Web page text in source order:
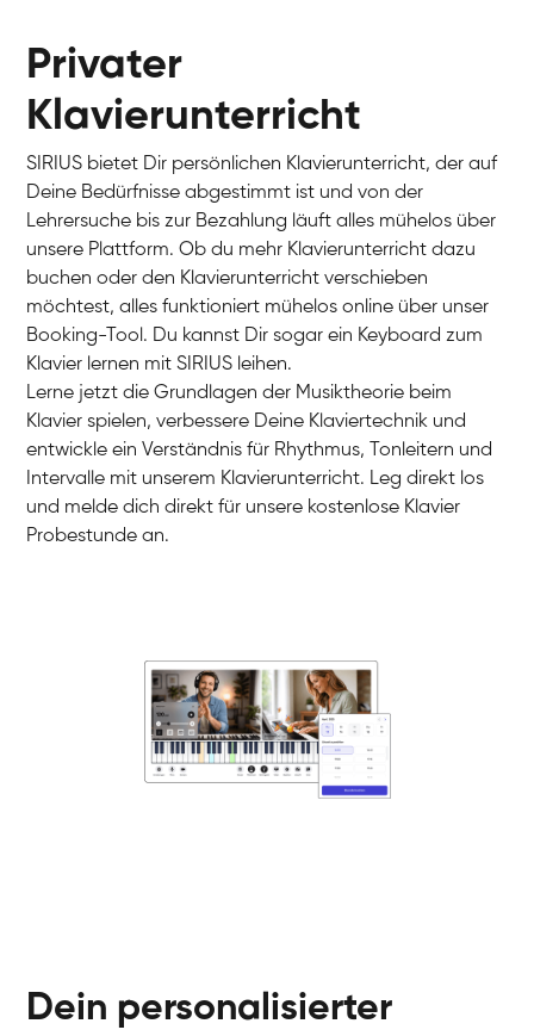
Charlotte
Klavier / Piano / Flügel
Klavier / Piano / Flügel
Klavier / Piano / Flügel
Privater
Klavierunterricht
SIRIUS bietet Dir persönlichen Klavierunterricht, der auf
Deine Bedürfnisse abgestimmt ist und von der
Lehrersuche bis zur Bezahlung läuft alles mühelos über
unsere Plattform. Ob du mehr Klavierunterricht dazu
buchen oder den Klavierunterricht verschieben
möchtest, alles funktioniert mühelos online über unser
Booking-Tool. Du kannst Dir sogar ein Keyboard zum
Klavier lernen mit SIRIUS leihen.
Lerne jetzt die Grundlagen der Musiktheorie beim
Klavier spielen, verbessere Deine Klaviertechnik und
entwickle ein Verständnis für Rhythmus, Tonleitern und
Intervalle mit unserem Klavierunterricht. Leg direkt los
und melde dich direkt für unsere kostenlose Klavier
Probestunde an.
Dein personalisierter